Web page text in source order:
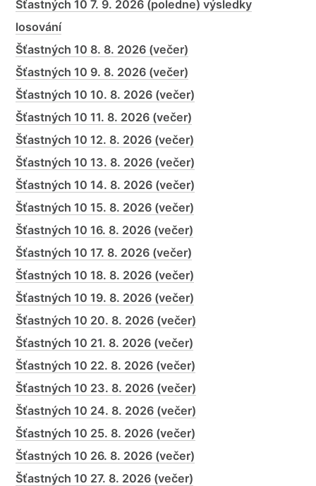
Šťastných 10 7. 9. 2026 (poledne) výsledky
losování
Šťastných 10 8. 8. 2026 (večer)
Šťastných 10 9. 8. 2026 (večer)
Šťastných 10 10. 8. 2026 (večer)
Šťastných 10 11. 8. 2026 (večer)
Šťastných 10 12. 8. 2026 (večer)
Šťastných 10 13. 8. 2026 (večer)
Šťastných 10 14. 8. 2026 (večer)
Šťastných 10 15. 8. 2026 (večer)
Šťastných 10 16. 8. 2026 (večer)
Šťastných 10 17. 8. 2026 (večer)
Šťastných 10 18. 8. 2026 (večer)
Šťastných 10 19. 8. 2026 (večer)
Šťastných 10 20. 8. 2026 (večer)
Šťastných 10 21. 8. 2026 (večer)
Šťastných 10 22. 8. 2026 (večer)
Šťastných 10 23. 8. 2026 (večer)
Šťastných 10 24. 8. 2026 (večer)
Šťastných 10 25. 8. 2026 (večer)
Šťastných 10 26. 8. 2026 (večer)
Šťastných 10 27. 8. 2026 (večer)